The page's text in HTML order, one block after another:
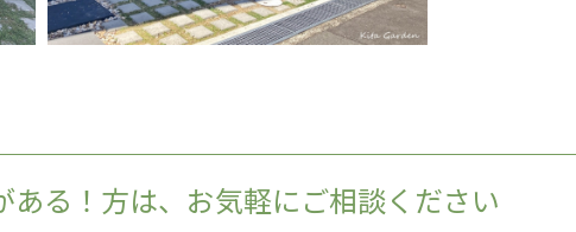
ある！方は、お気軽にご相談ください